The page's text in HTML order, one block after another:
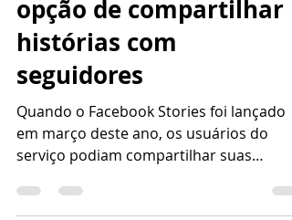
Agência X10
31 de jul. de 2017
Facebook Stories ganha
opção de compartilhar
histórias com
seguidores